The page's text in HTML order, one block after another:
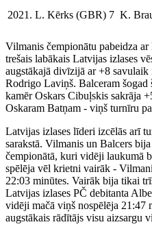
2021. L. Kērks (GBR) 7 K.
Vilmanis čempionātu pabeidza
trešais labākais Latvijas izlases
augstākajā divīzijā ar +8
Rodrigo Laviņš. Balceram šogad
kamēr Oskars Cibuļskis sakrāja
Oskaram Batņam - viņš turnīru
Latvijas izlases līderi izcēlās arī
sarakstā. Vilmanis un Balcers
čempionātā, kuri vidēji laukumā
spēlēja vēl krietni vairāk -
22:03 minūtes. Vairāk bija tikai
Latvijas izlases PČ debitanta
vidēji mačā viņš nospēlēja 21:47
augstākais rādītājs visu aizsargu